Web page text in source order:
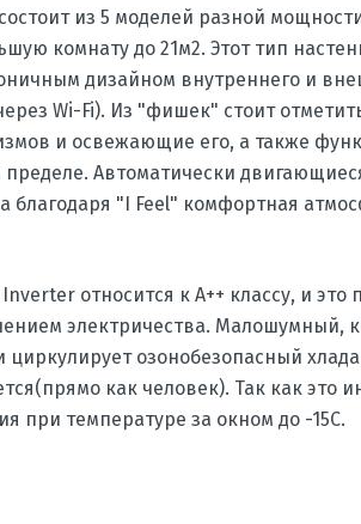
из 5 моделей разной
комнату до 21м2. Этот тип
дизайном внутреннего и
Wi-Fi). Из "фишек" стоит
и освежающие его, а также
пределе. Автоматически
"I Feel" комфортная
относится к A++ классу, и
электричества. Малошумный,
циркулирует озонобезопасный
как человек). Так как
при температуре за окном до -15С.